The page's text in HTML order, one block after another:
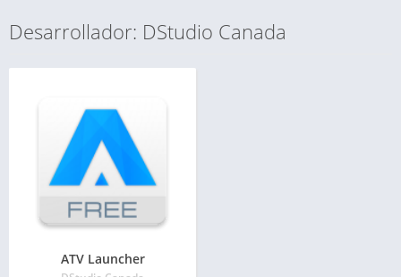
Desarrollador: DStudio Canada
ATV Launcher